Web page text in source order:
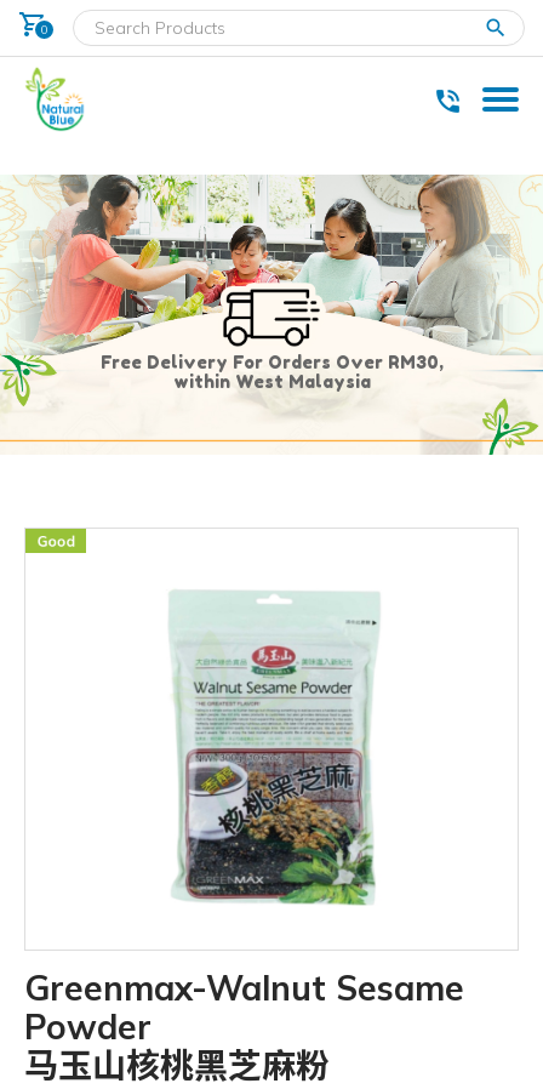
shopping_cart
0
Free Delivery For Orders Over RM30,
within West Malaysia
Greenmax-Walnut Sesame
Powder
马玉山核桃黑芝麻粉